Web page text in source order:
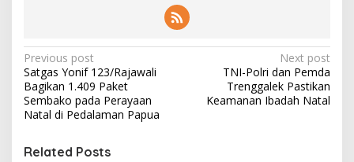
P
o
s
t
n
Previous post
Satgas Yonif 123/Rajawali
Bagikan 1.409 Paket
Sembako pada Perayaan
Natal di Pedalaman Papua
Next post
TNI-Polri dan Pemda
Trenggalek Pastikan
Keamanan Ibadah Natal
Related Posts